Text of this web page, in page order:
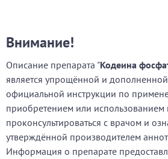
Внимание!
Описание препарата "Кодеина
является упрощённой и
официальной инструкции по
приобретением или
проконсультироваться с врачом и
утверждённой производителем
Информация о препарате